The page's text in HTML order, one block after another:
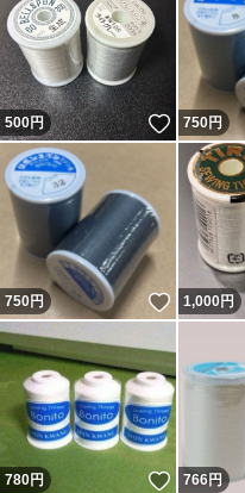
500円 いいね
750円
750円 いいね！
1,000円
780円 いいね
766円